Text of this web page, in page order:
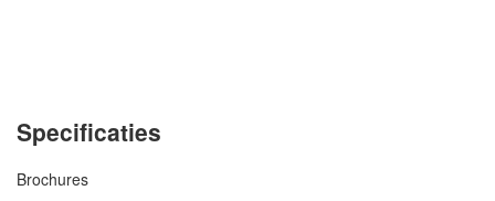
Specificaties
Brochures